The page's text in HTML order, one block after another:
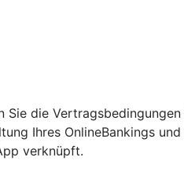
Sie die Vertragsbedingungen
Ihres OnlineBankings
verknüpft.